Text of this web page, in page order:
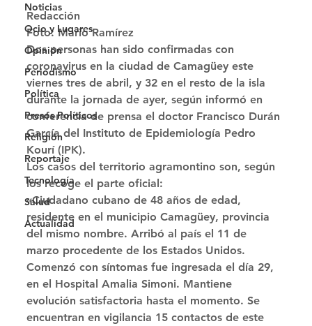
Noticias
Ocio y Lugares
Opinión
Periodismo
Política
Presos Políticos
Religión
Reportaje
Tecnología
Salud
Actualidad
Redacción
Foto: Mario Ramírez
Dos personas han sido confirmadas con
coronavirus en la ciudad de Camagüey este
viernes tres de abril, y 32 en el resto de la isla
durante la jornada de ayer, según informó en
conferencia de prensa el doctor Francisco Durán
García del Instituto de Epidemiología Pedro
Kourí (IPK).
Los casos del territorio agramontino son, según
los recoge el parte oficial:
«Ciudadano cubano de 48 años de edad,
residente en el municipio Camagüey, provincia
del mismo nombre. Arribó al país el 11 de
marzo procedente de los Estados Unidos.
Comenzó con síntomas fue ingresada el día 29,
en el Hospital Amalia Simoni. Mantiene
evolución satisfactoria hasta el momento. Se
encuentran en vigilancia 15 contactos de este